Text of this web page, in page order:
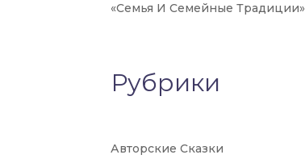
«Семья И Семейные Традиции»
Рубрики
Авторские Сказки